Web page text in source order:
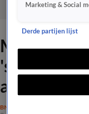
Meer
BN'ERS
Marketing & Social
Derde partijen lijst